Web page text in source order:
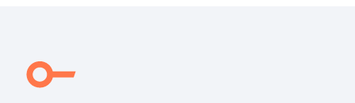
Qual o preço de Imóveis com 2 quartos à venda em
Vila Trinta e Um de Março, Campinas, SP?